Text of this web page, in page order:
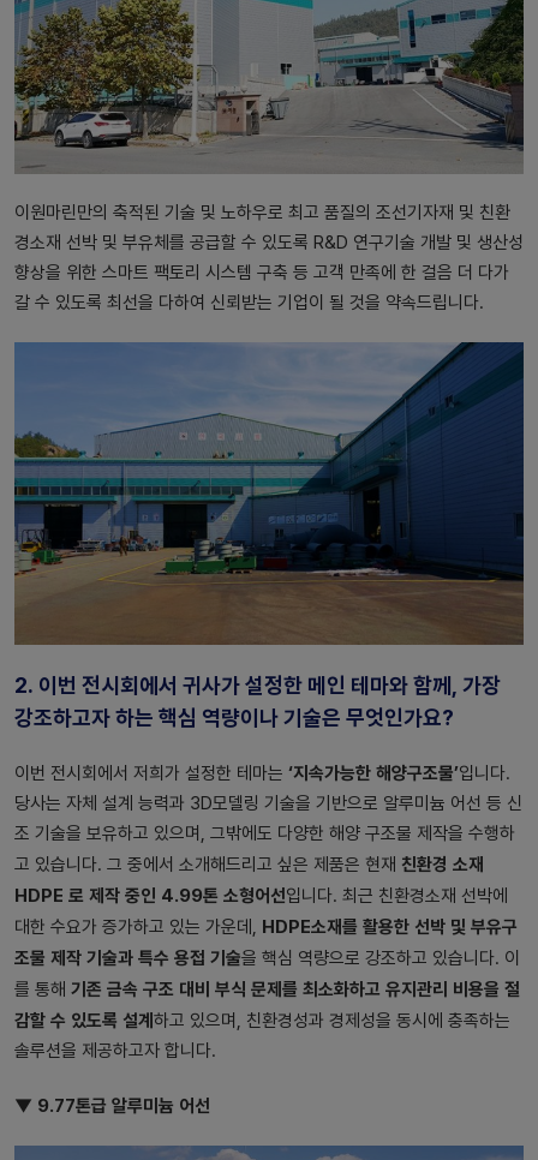
이원마린만의 축적된 기술 및 노하우로 최고 품질의 조선기자재 및 친환
경소재 선박 및 부유체를 공급할 수 있도록 R&D 연구기술 개발 및 생산성
향상을 위한 스마트 팩토리 시스템 구축 등 고객 만족에 한 걸음 더 다가
갈 수 있도록 최선을 다하여 신뢰받는 기업이 될 것을 약속드립니다.
2. 이번 전시회에서 귀사가 설정한 메인 테마와 함께, 가장
강조하고자 하는 핵심 역량이나 기술은 무엇인가요?
이번 전시회에서 저희가 설정한 테마는 ‘지속가능한 해양구조물’입니다.
당사는 자체 설계 능력과 3D모델링 기술을 기반으로 알루미늄 어선 등 신
조 기술을 보유하고 있으며, 그밖에도 다양한 해양 구조물 제작을 수행하
고 있습니다. 그 중에서 소개해드리고 싶은 제품은 현재 친환경 소재
HDPE 로 제작 중인 4.99톤 소형어선입니다. 최근 친환경소재 선박에
대한 수요가 증가하고 있는 가운데, HDPE소재를 활용한 선박 및 부유구
조물 제작 기술과 특수 용접 기술을 핵심 역량으로 강조하고 있습니다. 이
를 통해 기존 금속 구조 대비 부식 문제를 최소화하고 유지관리 비용을 절
감할 수 있도록 설계하고 있으며, 친환경성과 경제성을 동시에 충족하는
솔루션을 제공하고자 합니다.
▼ 9.77톤급 알루미늄 어선